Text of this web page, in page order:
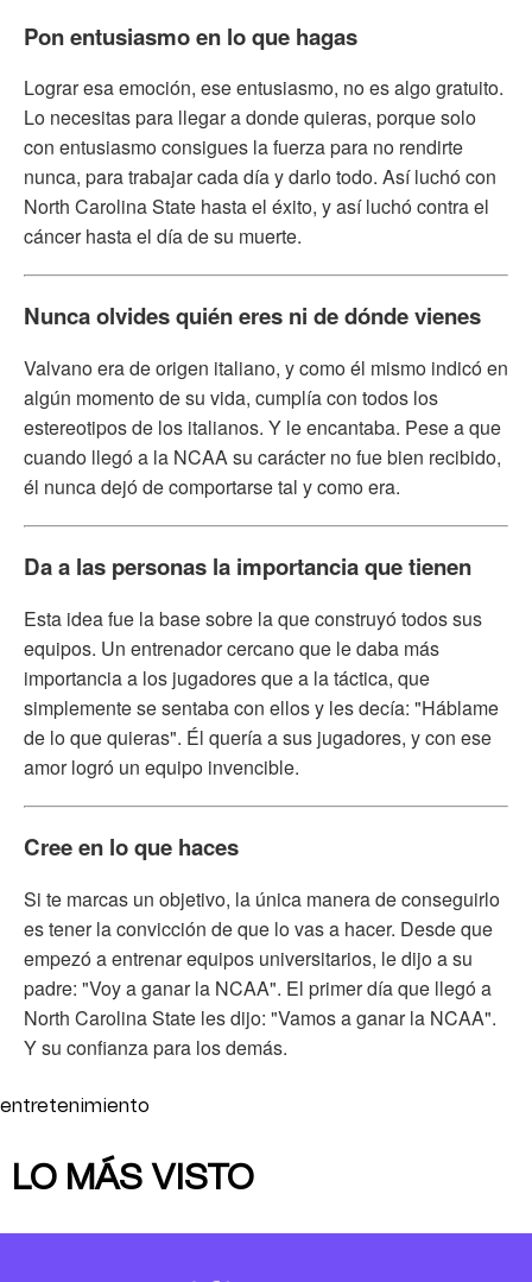
Pon entusiasmo en lo que hagas
Lograr esa emoción, ese entusiasmo, no es algo gratuito.
Lo necesitas para llegar a donde quieras, porque solo
con entusiasmo consigues la fuerza para no rendirte
nunca, para trabajar cada día y darlo todo. Así luchó con
North Carolina State hasta el éxito, y así luchó contra el
cáncer hasta el día de su muerte.
Nunca olvides quién eres ni de dónde vienes
Valvano era de origen italiano, y como él mismo indicó en
algún momento de su vida, cumplía con todos los
estereotipos de los italianos. Y le encantaba. Pese a que
cuando llegó a la NCAA su carácter no fue bien recibido,
él nunca dejó de comportarse tal y como era.
Da a las personas la importancia que tienen
Esta idea fue la base sobre la que construyó todos sus
equipos. Un entrenador cercano que le daba más
importancia a los jugadores que a la táctica, que
simplemente se sentaba con ellos y les decía: "Háblame
de lo que quieras". Él quería a sus jugadores, y con ese
amor logró un equipo invencible.
Cree en lo que haces
Si te marcas un objetivo, la única manera de conseguirlo
es tener la convicción de que lo vas a hacer. Desde que
empezó a entrenar equipos universitarios, le dijo a su
padre: "Voy a ganar la NCAA". El primer día que llegó a
North Carolina State les dijo: "Vamos a ganar la NCAA".
Y su confianza para los demás.
entretenimiento
LO MÁS VISTO